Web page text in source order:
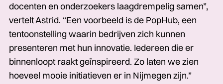
docenten en onderzoekers laagdrempelig­­­ samen”,
vertelt Astrid. “Een voorbeeld is de PopHub, een
tentoonstelling waarin bedrijven zich kunnen
presenteren met hun innovatie.­­­ Iedereen die er
binnenloopt raakt geïnspireerd. Zo laten we zien
hoeveel mooie initiatieven er in Nijmegen zijn.”